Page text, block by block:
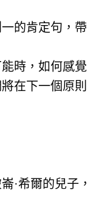
的肯定句，帶
時，如何感覺
在下一個原則
·希爾的兒子，